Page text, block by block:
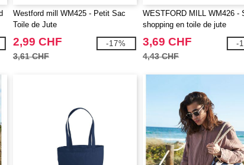
Westford mill WM425 - Petit Sac
Toile de Jute
2,99 CHF
3,61 CHF
-17%
WESTFORD MILL WM426 -
shopping en toile de jute
3,69 CHF
4,43 CHF
-